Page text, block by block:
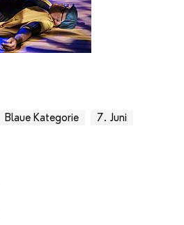
Blaue Kategorie 7. Juni